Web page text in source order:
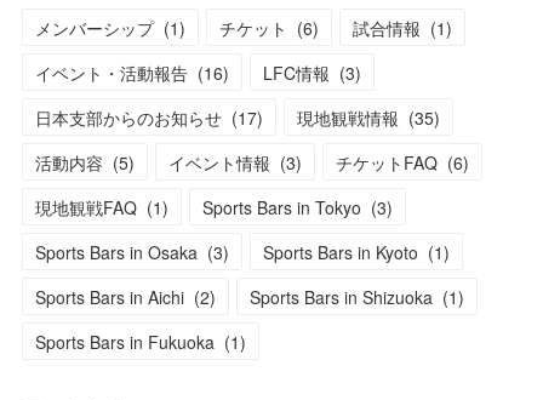
メンバーシップ (1) チケット (6) 試合情報 (1)
イベント・活動報告 (16) LFC情報 (3)
日本支部からのお知らせ (17) 現地観戦情報 (35)
活動内容 (5) イベント情報 (3) チケットFAQ (6)
現地観戦FAQ (1) Sports Bars in Tokyo (3)
Sports Bars in Osaka (3) Sports Bars in Kyoto (1)
Sports Bars in Aichi (2) Sports Bars in Shizuoka (1)
Sports Bars in Fukuoka (1)